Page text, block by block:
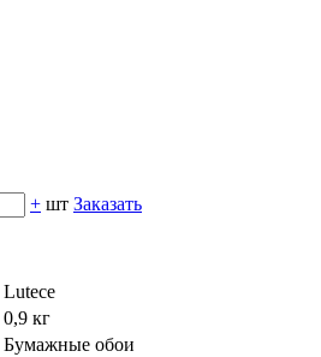
+ шт Заказать
Lutece
0,9 кг
Бумажные обои